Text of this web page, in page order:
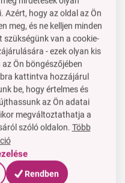
teszi a hajat
Azért, hogy az oldal az Ön
meg, és ne kelljen minden
szükségünk van a cookie-
- ezek olyan kis
Ön böngészőjében
kattintva hozzájárul
be, hogy értelmes és
az Ön adatai
megváltoztathatja a
szóló oldalon. Több
Rendben